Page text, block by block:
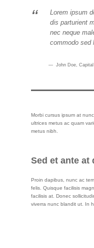
Lorem ipsum
dis parturient
nec neque
commodo sed
John Doe,
Morbi cursus ipsum at
ultrices metus ac quam
metus nibh.
Sed et ante at
Proin dapibus, nunc ac
felis. Quisque facilisis
facilisis at. Donec
viverra nunc blandit ut. In